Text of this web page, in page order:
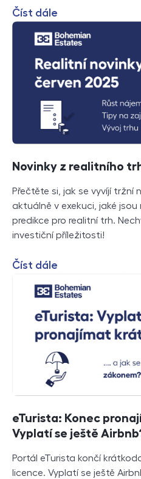
Číst dále
Novinky z realitního
Přečtěte si, jak se vyvíjí tržní
aktuálně v exekuci, jaké jsou
predikce pro realitní trh.
investiční příležitosti!
Číst dále
eTurista: Konec
Vyplatí se ještě
Portál eTurista končí
licence. Vyplatí se ještě